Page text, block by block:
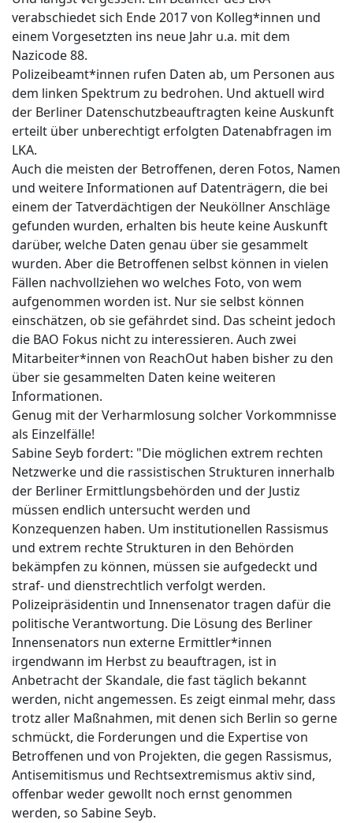
verabschiedet sich Ende 2017 von Kolleg*innen und
einem Vorgesetzten ins neue Jahr u.a. mit dem
Nazicode 88.
Polizeibeamt*innen rufen Daten ab, um Personen aus
dem linken Spektrum zu bedrohen. Und aktuell wird
der Berliner Datenschutzbeauftragten keine Auskunft
erteilt über unberechtigt erfolgten Datenabfragen im
LKA.
Auch die meisten der Betroffenen, deren Fotos, Namen
und weitere Informationen auf Datenträgern, die bei
einem der Tatverdächtigen der Neuköllner Anschläge
gefunden wurden, erhalten bis heute keine Auskunft
darüber, welche Daten genau über sie gesammelt
wurden. Aber die Betroffenen selbst können in vielen
Fällen nachvollziehen wo welches Foto, von wem
aufgenommen worden ist. Nur sie selbst können
einschätzen, ob sie gefährdet sind. Das scheint jedoch
die BAO Fokus nicht zu interessieren. Auch zwei
Mitarbeiter*innen von ReachOut haben bisher zu den
über sie gesammelten Daten keine weiteren
Informationen.
Genug mit der Verharmlosung solcher Vorkommnisse
als Einzelfälle!
Sabine Seyb fordert: "Die möglichen extrem rechten
Netzwerke und die rassistischen Strukturen innerhalb
der Berliner Ermittlungsbehörden und der Justiz
müssen endlich untersucht werden und
Konzequenzen haben. Um institutionellen Rassismus
und extrem rechte Strukturen in den Behörden
bekämpfen zu können, müssen sie aufgedeckt und
straf- und dienstrechtlich verfolgt werden.
Polizeipräsidentin und Innensenator tragen dafür die
politische Verantwortung. Die Lösung des Berliner
Innensenators nun externe Ermittler*innen
irgendwann im Herbst zu beauftragen, ist in
Anbetracht der Skandale, die fast täglich bekannt
werden, nicht angemessen. Es zeigt einmal mehr, dass
trotz aller Maßnahmen, mit denen sich Berlin so gerne
schmückt, die Forderungen und die Expertise von
Betroffenen und von Projekten, die gegen Rassismus,
Antisemitismus und Rechtsextremismus aktiv sind,
offenbar weder gewollt noch ernst genommen
werden, so Sabine Seyb.